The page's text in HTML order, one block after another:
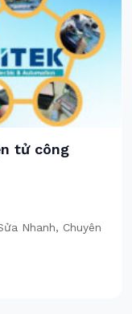
tử công
Nhanh, Chuyên